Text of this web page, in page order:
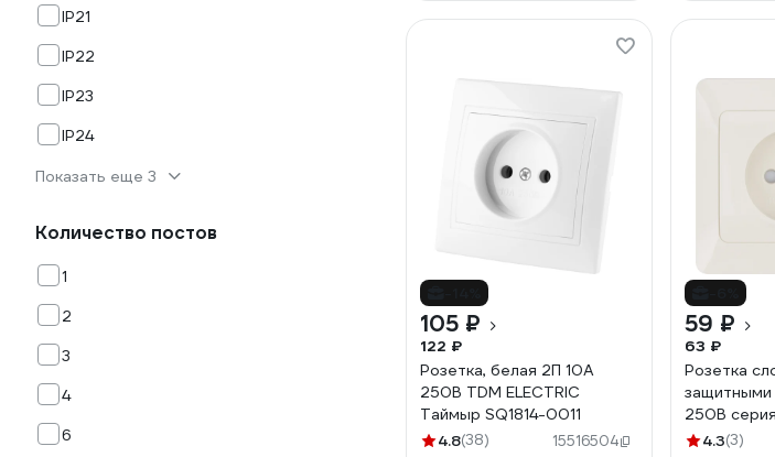
IP21
IP22
IP23
IP24
Показать еще 3
Количество постов
1
2
3
4
6
105 ₽
122 ₽
Розетка, белая 2П 10А
250В TDM ELECTRIC
Таймыр SQ1814-0011
4.8(38) 15516504
59 ₽
63 ₽
Розетка
250В
ELECTRIC
4.3(3)